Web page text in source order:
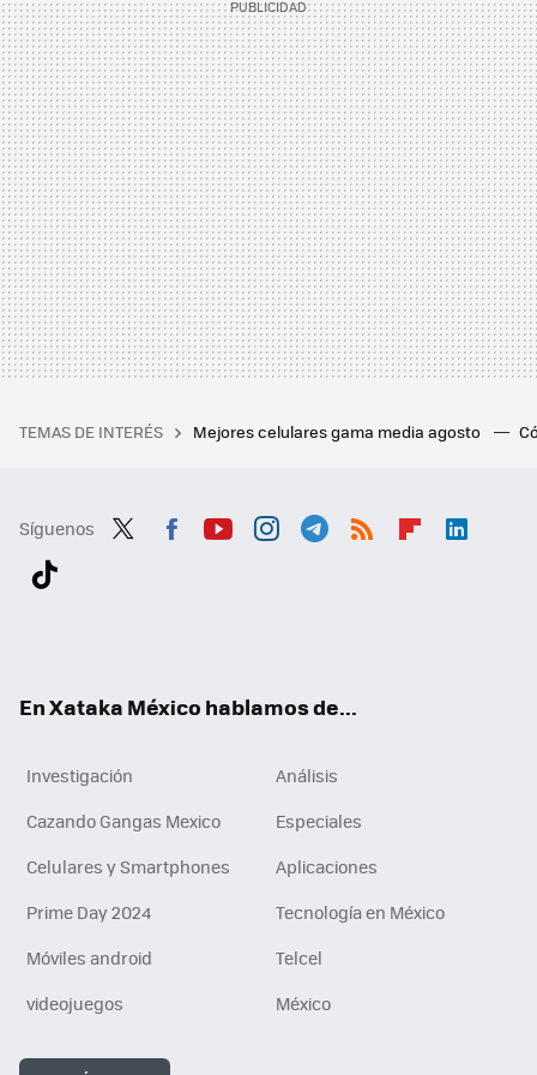
TEMAS DE INTERÉS Mejores celulares gama media agosto
Síguenos
En Xataka México hablamos de...
Investigación
Análisis
Cazando Gangas Mexico
Especiales
Celulares y Smartphones
Aplicaciones
Prime Day 2024
Tecnología en México
Móviles android
Telcel
videojuegos
México